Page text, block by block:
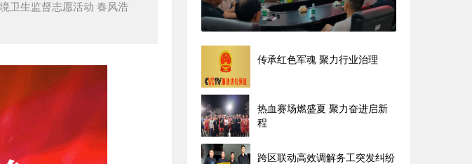
卫生监督志愿活动 春风浩
传承红色军魂 聚力行业治理
热血赛场燃盛夏 聚力奋进启新
程
跨区联动高效调解务工突发纠纷